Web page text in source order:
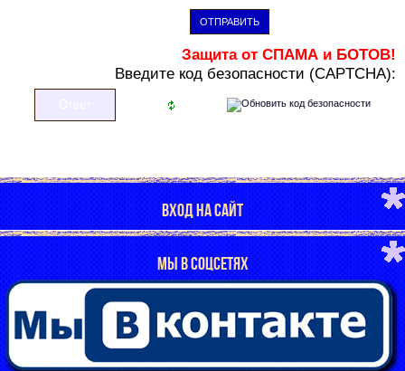
ОТПРАВИТЬ
Защита от СПАМА и БОТОВ!
Введите код безопасности (CAPTCHA):
ВХОД НА САЙТ
МЫ В СОЦСЕТЯХ